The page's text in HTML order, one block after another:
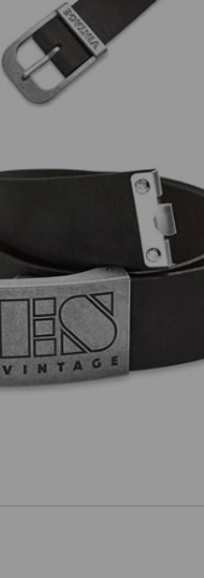
Kožený opasok e.s.vintage